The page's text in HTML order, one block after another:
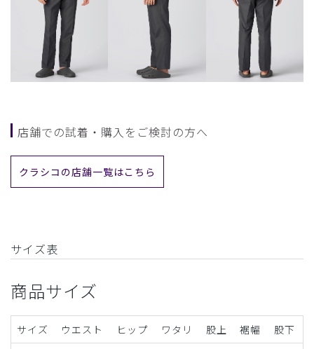
店舗での試着・購入をご検討の方へ
クラシコの店舗一覧はこちら
サイズ表
商品サイズ
サイズ ウエスト ヒップ ワタリ 股上 裾幅
股下